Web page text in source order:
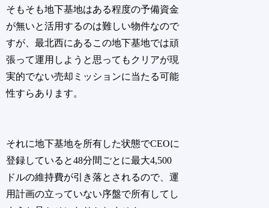
そもそも地下基地はある程度の予備資金
が無いと活用するのは難しい物件なので
すが、最北西にあるこの地下基地では頑
張って運用しようと思ってもクリアが現
実的でない売却ミッションに当たる可能
性すらあります。
それに地下基地を所有した状態でCEOに
登録していると48分間ごとに最大4,500
ドルの維持費が引き落とされるので、運
用計画の立っていない序盤で所有してし